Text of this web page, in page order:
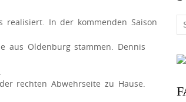
realisiert. In der kommenden Saison
aus Oldenburg stammen. Dennis
rechten Abwehrseite zu Hause.